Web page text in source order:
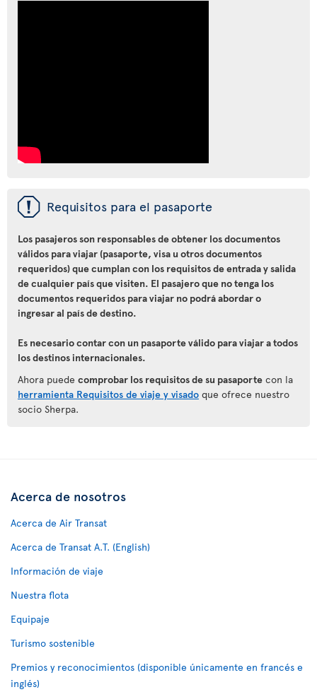
ü Requisitos para el pasaporte
Los pasajeros son responsables de obtener los documentos
válidos para viajar (pasaporte, visa u otros documentos
requeridos) que cumplan con los requisitos de entrada y salida
de cualquier país que visiten. El pasajero que no tenga los
documentos requeridos para viajar no podrá abordar o
ingresar al país de destino.
Es necesario contar con un pasaporte válido para viajar a todos
los destinos internacionales.
Ahora puede comprobar los requisitos de su pasaporte con la
herramienta Requisitos de viaje y visado que ofrece nuestro
socio Sherpa.
Acerca de nosotros
Acerca de Air Transat
Acerca de Transat A.T. (English)
Información de viaje
Nuestra flota
Equipaje
Turismo sostenible
Premios y reconocimientos (disponible únicamente en francés e
inglés)